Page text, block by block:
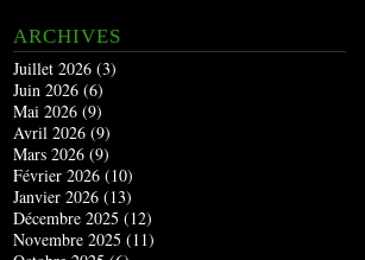
ARCHIVES
Juillet 2026 (3)
Juin 2026 (6)
Mai 2026 (9)
Avril 2026 (9)
Mars 2026 (9)
Février 2026 (10)
Janvier 2026 (13)
Décembre 2025 (12)
Novembre 2025 (11)